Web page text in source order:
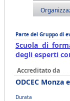
Parte del Gruppo di
Scuola di
degli esperti
Accreditato da
ODCEC Monza
Durata